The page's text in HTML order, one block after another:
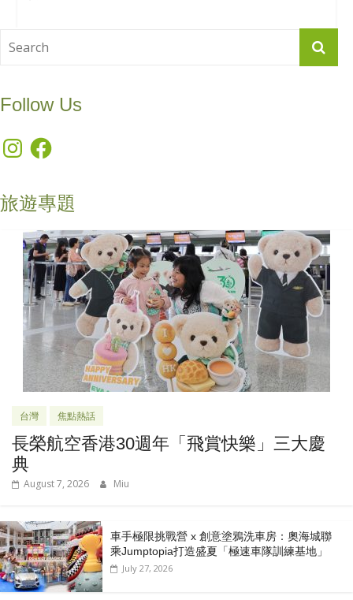
Follow Us
InstagramFacebook
旅遊專題
台灣 焦點熱話
長榮航空香港30週年「飛賞快樂」三大慶
典
August 7, 2026 Miu
車手極限挑戰營 x 創意塗鴉洗車房：奧海城聯
乘Jumptopia打造盛夏「極速車隊訓練基地」
July 27, 2026